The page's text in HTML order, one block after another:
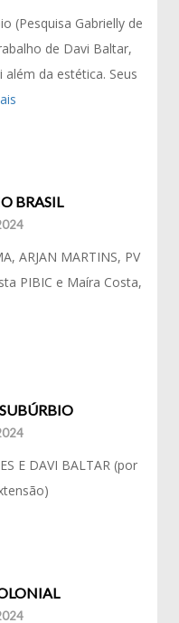
(Pesquisa Gabrielly de
de Davi Baltar,
da estética. Seus
BRASIL
ARJAN MARTINS, PV
PIBIC e Maíra Costa,
E DAVI BALTAR (por